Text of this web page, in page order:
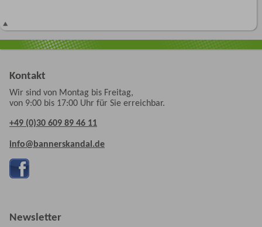
Kontakt
Wir sind von Montag bis Freitag,
von 9:00 bis 17:00 Uhr für Sie erreichbar.
+49 (0)30 609 89 46 11
info@bannerskandal.de
Newsletter